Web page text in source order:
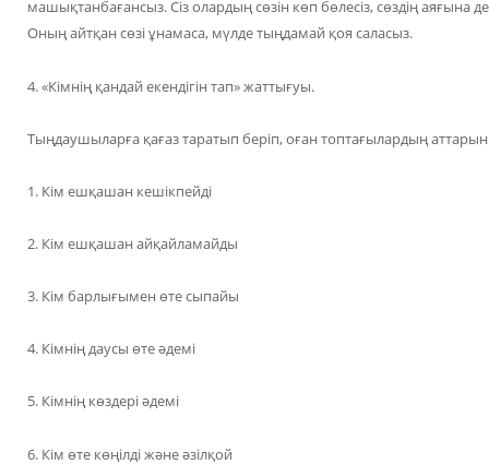
машықтанбағансыз. Сіз олардың сөзін көп бөлесіз, сөздің
Оның айтқан сөзі ұнамаса, мүлде тыңдамай қоя саласыз.
4. «Кімнің қандай екендігін тап» жаттығуы.
Тыңдаушыларға қағаз таратып беріп, оған топтағылардың
1. Кім ешқашан кешікпейді
2. Кім ешқашан айқайламайды
3. Кім барлығымен өте сыпайы
4. Кімнің даусы өте әдемі
5. Кімнің көздері әдемі
6. Кім өте көңілді және әзілқой